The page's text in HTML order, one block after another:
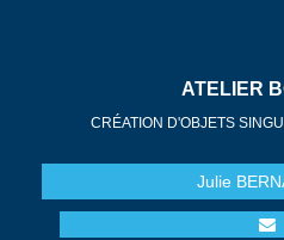
ATELIER
CRÉATION D'OBJETS
Julie